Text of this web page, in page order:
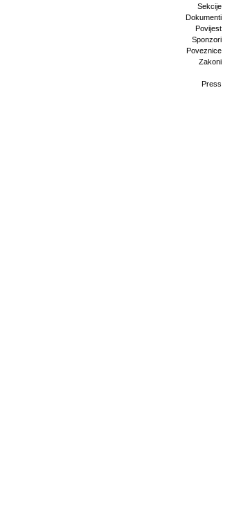
Sekcije
Dokumenti
Povijest
Sponzori
Poveznice
Zakoni
Press